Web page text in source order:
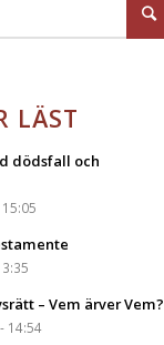
LÄST
dödsfall och
– Vem ärver Vem?
14:54